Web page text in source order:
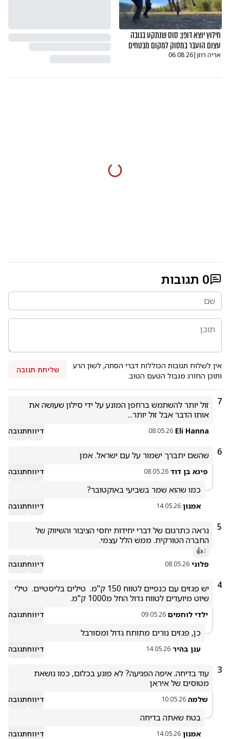
חילוץ יוצא דופן: סוס שנתקע בגובה
עצום הועבר במסוק למקום מבטחים
אריה רוזן|
06.08.26
0 תגובות
אין לשלוח תגובות הכוללות דברי הסתה, לשון הרע
ותוכן החורג מגבול הטעם הטוב.
שליחת תגובה
7
אותו הדבר אבל זול יותר...
Eli Hanna
08.05.26 דיווחתגובה
6 שהשם יתברך ישמור על עם ישראל. אמן
פיגא בן דוד 08.05.26 דיווחתגובה
כמו שהוא שמר בשביעי באוקטובר?
אמנון 14.05.26 דיווחתגובה
5
החברה הטורקית. ממש הלל עצמי.
👍2
פלוני 08.05.26 דיווחתגובה
4
שיוט מיועדים לטווח גדול החל מ1000 ק"מ.
ילדי לוחמים 09.05.26 דיווחתגובה
כן, פגזים נורים מתותח גדול ומסורבל
ענן בהיר 14.05.26 דיווחתגובה
3
מטוסים של איראן
שלמה 10.05.26 דיווחתגובה
בטח שאתה בדיחה
אמנון 14.05.26 דיווחתגובה